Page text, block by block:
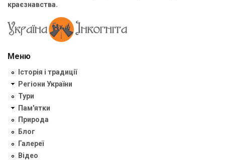
краєзнавства.
Меню
Історія і традиції
Регіони України
Тури
Пам'ятки
Природа
Блог
Галереї
Відео